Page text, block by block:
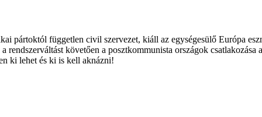
pártoktól független civil szervezet, kiáll az egységesülő Európa
követően a posztkommunista országok
ki lehet és ki is kell aknázni!